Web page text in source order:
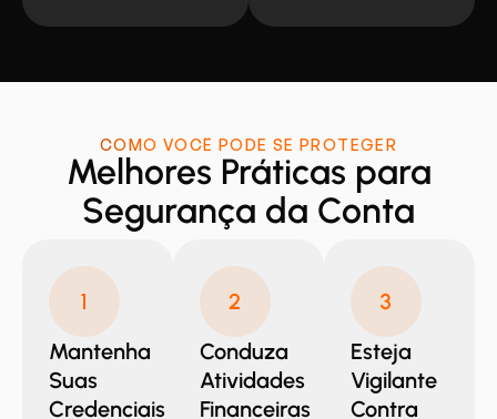
COMO VOCÊ PODE SE PROTEGER
Melhores Práticas para
Segurança da Conta
Mantenha
Suas
Credenciais
Conduza
Atividades
Financeiras
Esteja
Vigilante
Contra